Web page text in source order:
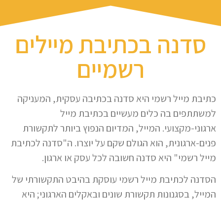
סדנה בכתיבת מיילים
רשמיים
כתיבת מייל רשמי היא סדנה בכתיבה עסקית, המעניקה
למשתתפים בה כלים מעשיים בכתיבת מייל
ארגוני-מקצועי. המייל, המדיום הנפוץ ביותר לתקשורת
פנים-ארגונית, הוא הגולם שקם על יוצרו. ה"סדנה לכתיבת
מייל רשמי" היא סדנה חשובה לכל עסק או ארגון.
הסדנה לכתיבת מייל רשמי עוסקת בהיבט התקשורתי של
המייל, בסגנונות תקשורת שונים ובאקלים הארגוני; היא